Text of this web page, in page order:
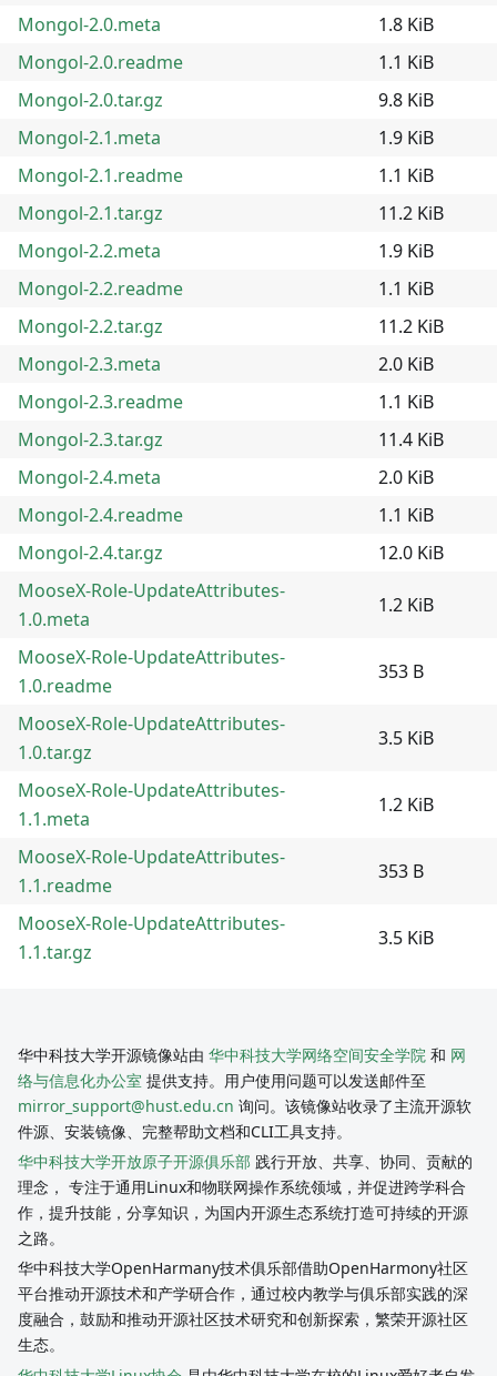
Mongol-2.0.meta
1.8 KiB
Mongol-2.0.readme
1.1 KiB
Mongol-2.0.tar.gz
9.8 KiB
Mongol-2.1.meta
1.9 KiB
Mongol-2.1.readme
1.1 KiB
Mongol-2.1.tar.gz
11.2 KiB
Mongol-2.2.meta
1.9 KiB
Mongol-2.2.readme
1.1 KiB
Mongol-2.2.tar.gz
11.2 KiB
Mongol-2.3.meta
2.0 KiB
Mongol-2.3.readme
1.1 KiB
Mongol-2.3.tar.gz
11.4 KiB
Mongol-2.4.meta
2.0 KiB
Mongol-2.4.readme
1.1 KiB
Mongol-2.4.tar.gz
12.0 KiB
MooseX-Role-UpdateAttributes-
1.0.meta
1.2 KiB
MooseX-Role-UpdateAttributes-
1.0.readme
353 B
MooseX-Role-UpdateAttributes-
1.0.tar.gz
3.5 KiB
MooseX-Role-UpdateAttributes-
1.1.meta
1.2 KiB
MooseX-Role-UpdateAttributes-
1.1.readme
353 B
MooseX-Role-UpdateAttributes-
1.1.tar.gz
3.5 KiB
华中科技大学开源镜像站由 华中科技大学网络空间安全学院 和 网
络与信息化办公室 提供支持。用户使用问题可以发送邮件至
mirror_support@hust.edu.cn 询问。该镜像站收录了主流开源软
件源、安装镜像、完整帮助文档和CLI工具支持。
华中科技大学开放原子开源俱乐部 践行开放、共享、协同、贡献的
理念， 专注于通用Linux和物联网操作系统领域，并促进跨学科合
作，提升技能，分享知识，为国内开源生态系统打造可持续的开源
之路。
华中科技大学OpenHarmany技术俱乐部借助OpenHarmony社区
平台推动开源技术和产学研合作，通过校内教学与俱乐部实践的深
度融合，鼓励和推动开源社区技术研究和创新探索，繁荣开源社区
生态。